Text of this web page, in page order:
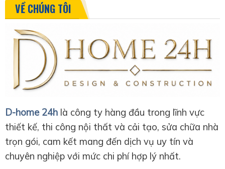
VỀ CHÚNG TÔI
D-home 24h là công ty hàng đầu trong lĩnh vực
thiết kế, thi công nội thất và cải tạo, sửa chữa nhà
trọn gói, cam kết mang đến dịch vụ uy tín và
chuyên nghiệp với mức chi phí hợp lý nhất.